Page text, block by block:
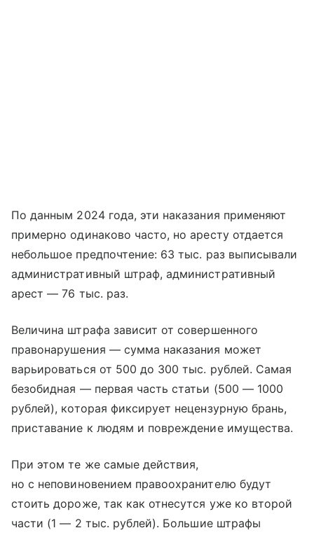
По данным 2024 года, эти наказания применяют
примерно одинаково часто, но аресту отдается
небольшое предпочтение: 63 тыс. раз выписывали
административный штраф, административный
арест — 76 тыс. раз.
Величина штрафа зависит от совершенного
правонарушения — сумма наказания может
варьироваться от 500 до 300 тыс. рублей. Самая
безобидная — первая часть статьи (500 — 1000
рублей), которая фиксирует нецензурную брань,
приставание к людям и повреждение имущества.
При этом те же самые действия,
но с неповиновением правоохранителю будут
стоить дороже, так как отнесутся уже ко второй
части (1 — 2 тыс. рублей). Большие штрафы